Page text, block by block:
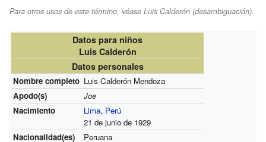
Para otros usos de este término, véase Luis Calderón (desambiguación).
Datos para niños
Luis Calderón
Datos personales
Nombre completo Luis Calderón Mendoza
Apodo(s)
Joe
Nacimiento
Lima, Perú
21 de junio de 1929
Nacionalidad(es)
Peruana